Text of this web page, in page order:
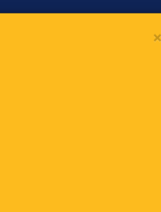
Mis
laatste
×